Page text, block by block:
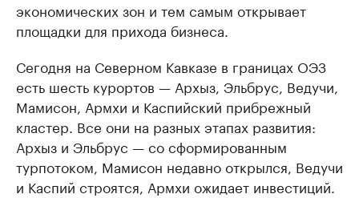
экономических зон и тем самым открывает
площадки для прихода бизнеса.
Сегодня на Северном Кавказе в границах ОЭЗ
есть шесть курортов — Архыз, Эльбрус, Ведучи,
Мамисон, Армхи и Каспийский прибрежный
кластер. Все они на разных этапах развития:
Архыз и Эльбрус — со сформированным
турпотоком, Мамисон недавно открылся, Ведучи
и Каспий строятся, Армхи ожидает инвестиций.